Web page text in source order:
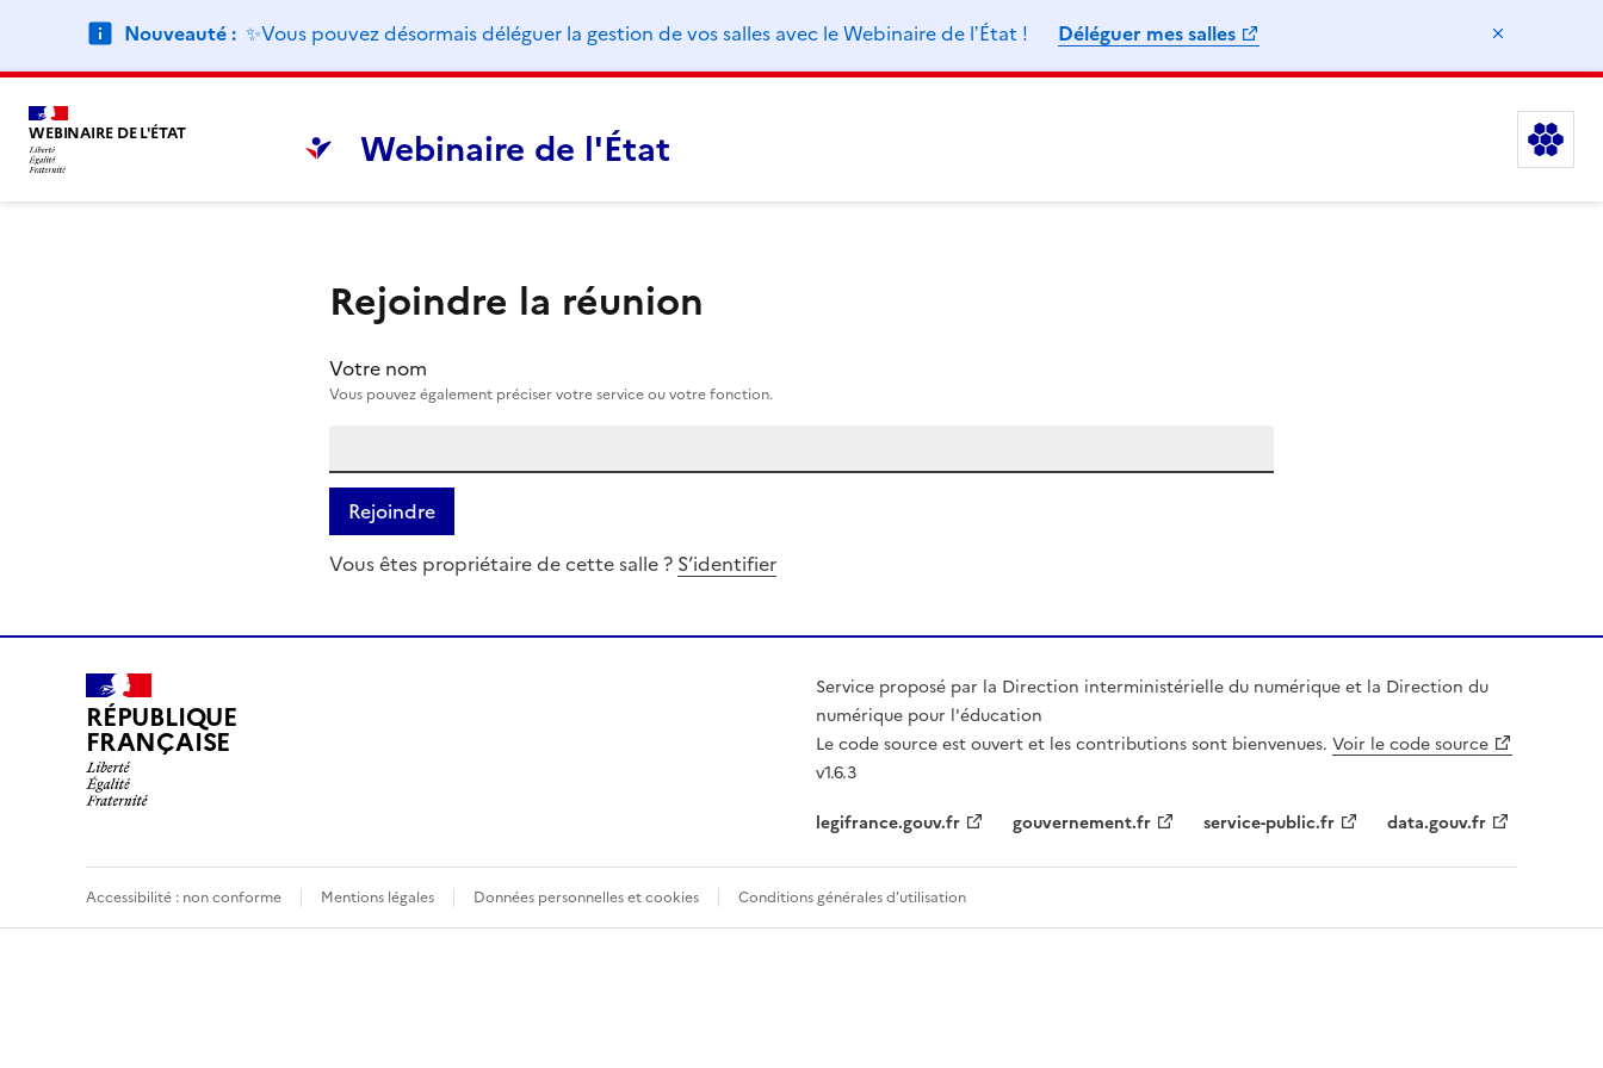
Nouveauté : ✨Vous pouvez désormais déléguer la gestion de vos salles avec le Webinaire de lʼÉtat ! Déléguer mes salles
WEBINAIRE DE L'ÉTAT Webinaire de l'État
Rejoindre la réunion
Votre nom
Vous pouvez également préciser votre service ou votre fonction.
Rejoindre
Vous êtes propriétaire de cette salle ? S’identifier
RÉPUBLIQUE
FRANÇAISE
Service proposé par la Direction interministérielle du numérique et la Direction du
numérique pour l'éducation
Le code source est ouvert et les contributions sont bienvenues. Voir le code source
v1.6.3
legifrance.gouv.fr
gouvernement.fr service-public.fr data.gouv.fr
Accessibilité : non conforme Mentions légales Données personnelles et cookies Conditions générales d’utilisation